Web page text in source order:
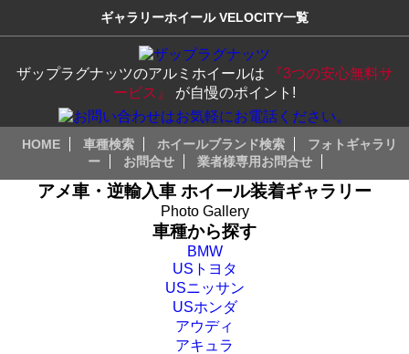
ギャラリーホイール VELOCITY一覧
ザップラグナッツのアルミホイールは
『3つの安心無料サ
ービス』 が自慢のポイント!
HOME 車種検索 ホイールブランド検索
フォトギャラリ
ー
お問合せ 業者様専用お問合せ
アメ車・逆輸入車 ホイール装着ギャラリー
Photo Gallery
車種から探す
BMW
USトヨタ
USニッサン
USホンダ
アウディ
アキュラ